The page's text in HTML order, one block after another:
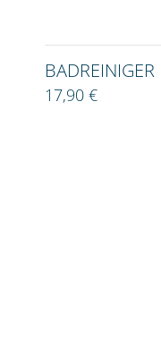
BADREINIGER
17,90 €